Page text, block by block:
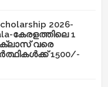
2026-
കേരളത്തിലെ 1
വരെ
1500/-